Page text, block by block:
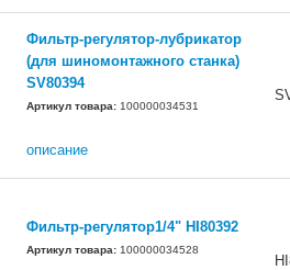
Фильтр-регулятор-лубрикатор
(для шиномонтажного станка)
SV80394
Артикул товара: 100000034531
описание
Фильтр-регулятор1/4" HI80392
Артикул товара: 100000034528